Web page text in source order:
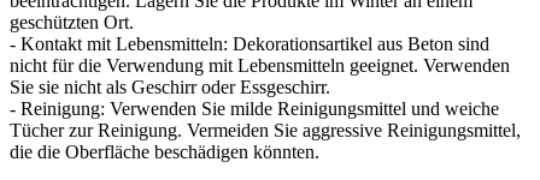
geschützten Ort.
- Kontakt mit Lebensmitteln: Dekorationsartikel aus Beton sind
nicht für die Verwendung mit Lebensmitteln geeignet. Verwenden
Sie sie nicht als Geschirr oder Essgeschirr.
- Reinigung: Verwenden Sie milde Reinigungsmittel und weiche
Tücher zur Reinigung. Vermeiden Sie aggressive Reinigungsmittel,
die die Oberfläche beschädigen könnten.